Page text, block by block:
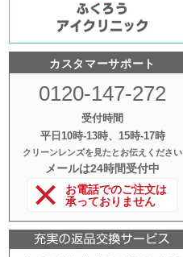
カスタマーサポート
0120-147-272
受付時間
平日10時‐13時、15時‐17時
クリーンレンズを見たとお伝えください
メールは24時間受付中
お電話でのご注文は
承っておりません